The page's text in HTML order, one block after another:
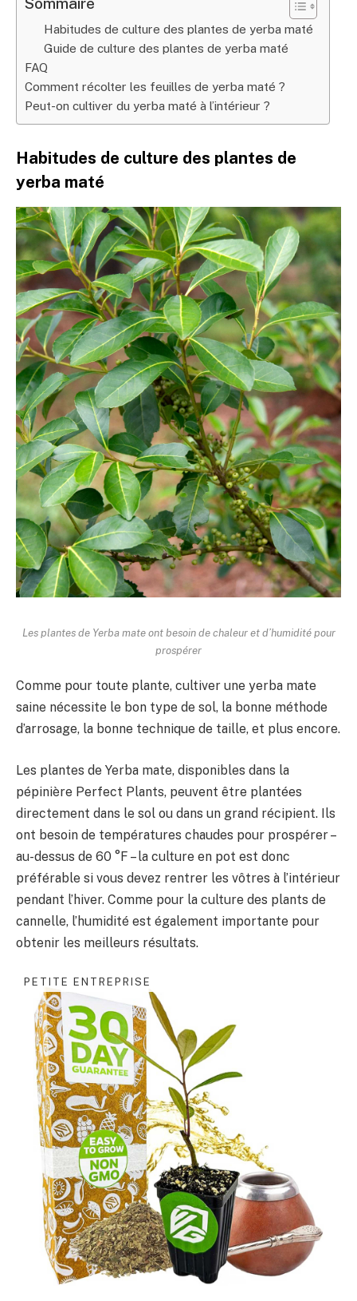
Habitudes de culture des plantes de yerba maté
Guide de culture des plantes de yerba maté
FAQ
Comment récolter les feuilles de yerba maté ?
Peut-on cultiver du yerba maté à l’intérieur ?
Habitudes de culture des plantes de
yerba maté
Les plantes de Yerba mate ont besoin de chaleur et d’humidité pour
prospérer
Comme pour toute plante, cultiver une yerba mate
saine nécessite le bon type de sol, la bonne méthode
d’arrosage, la bonne technique de taille, et plus encore.
Les plantes de Yerba mate, disponibles dans la
pépinière Perfect Plants, peuvent être plantées
directement dans le sol ou dans un grand récipient. Ils
ont besoin de températures chaudes pour prospérer –
au-dessus de 60 °F – la culture en pot est donc
préférable si vous devez rentrer les vôtres à l’intérieur
pendant l’hiver. Comme pour la culture des plants de
cannelle, l’humidité est également importante pour
obtenir les meilleurs résultats.
PETITE ENTREPRISE